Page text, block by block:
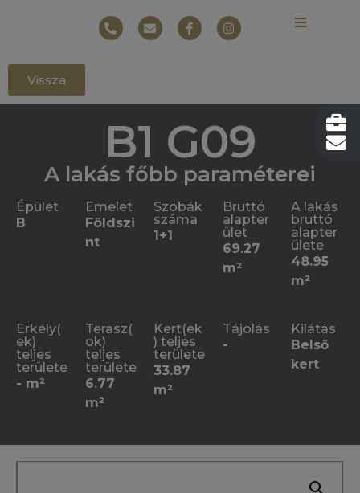
Vissza
B1 G09
A lakás főbb paraméterei
Épület
B
Emelet
Földszi
nt
Szobák
száma
1+1
Bruttó
alapter
ület
69.27
m²
A lakás
bruttó
alapter
ülete
48.95
m²
Erkély(
ek)
teljes
területe
- m²
Terasz(
ok)
teljes
területe
6.77
m²
Kert(ek
) teljes
területe
33.87
m²
Tájolás
-
Kilátás
Belső
kert